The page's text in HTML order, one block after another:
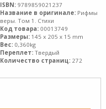
ISBN: 9789859021237
Название в оригинале: Рифмы
веры. Том 1. Стихи
Код товара: 00013749
Размеры: 145 x 205 x 15 mm
Вес: 0,360kg
Переплет: Твердый
Количество страниц: 272